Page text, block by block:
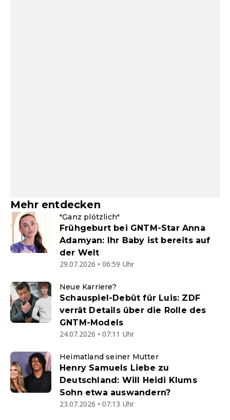
Mehr entdecken
"Ganz plötzlich"
Frühgeburt bei GNTM-Star Anna
Adamyan: Ihr Baby ist bereits auf
der Welt
29.07.2026 • 06:59 Uhr
Neue Karriere?
Schauspiel-Debüt für Luis: ZDF
verrät Details über die Rolle des
GNTM-Models
24.07.2026 • 07:11 Uhr
Heimatland seiner Mutter
Henry Samuels Liebe zu
Deutschland: Will Heidi Klums
Sohn etwa auswandern?
23.07.2026 • 07:13 Uhr